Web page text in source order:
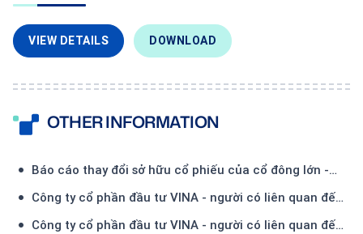
VIEW DETAILS DOWNLOAD
OTHER INFORMATION
Báo cáo thay đổi sở hữu cổ phiếu của cổ đông lớn -
Công ty TNHH Đầu tư và Thương mại Thiên Hải-(1)
Công ty cổ phần đầu tư VINA - người có liên quan đến
Ủy viên HĐQT - đăng ký mua 450.000 CP
Công ty cổ phần đầu tư VINA - người có liên quan đến